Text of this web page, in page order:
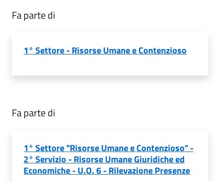
Fa parte di
1° Settore - Risorse Umane e Contenzioso
Fa parte di
1° Settore "Risorse Umane e Contenzioso" -
2° Servizio - Risorse Umane Giuridiche ed
Economiche - U.O. 6 - Rilevazione Presenze